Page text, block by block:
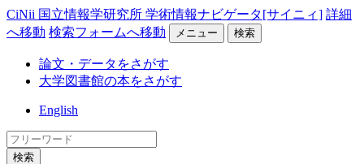
CiNii 国立情報学研究所 学術情報ナビゲータ[サイニィ] 詳細
へ移動 検索フォームへ移動 メニュー 検索
論文・データをさがす
大学図書館の本をさがす
English
検索